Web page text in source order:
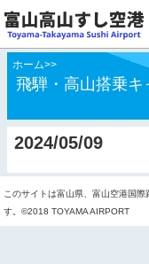
ホーム>>
飛騨・高山搭乗キ
2024/05/09
このサイトは富山県、富山空港国
す。©2018 TOYAMA AIRPORT